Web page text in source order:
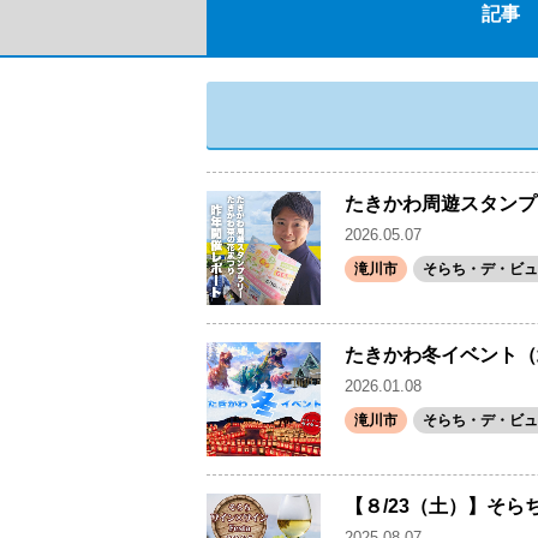
記事
たきかわ周遊スタン
2026.05.07
滝川市 そらち・デ・ビ
たきかわ冬イベント
2026.01.08
滝川市 そらち・デ・ビ
【８/23（土）】そ